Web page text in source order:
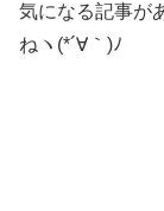
気になる記事が
ねヽ(*´∀｀)ﾉ